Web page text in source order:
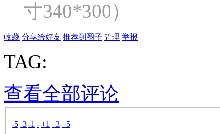
寸340*300）
收藏 分享给好友 推荐到圈子 管理 举报
TAG:
查看全部评论
-5 -3 -1 - +1 +3 +5